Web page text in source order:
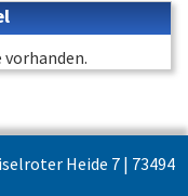
Heide 7 | 73494